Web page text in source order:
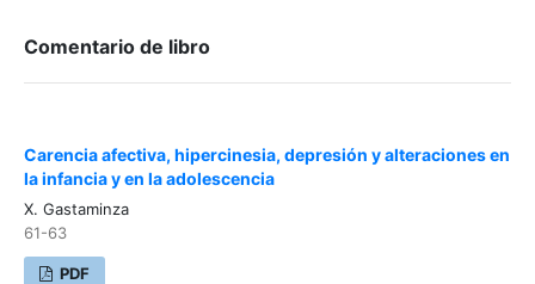
Comentario de libro
Carencia afectiva, hipercinesia, depresión y alteraciones en
la infancia y en la adolescencia
X. Gastaminza
61-63
PDF